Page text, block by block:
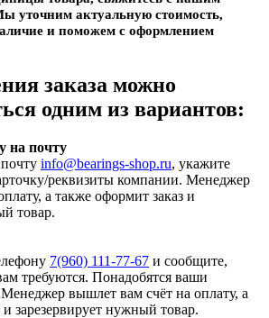
уточним актуальную стоимость,
и поможем с оформлением
заказа можно
одним из вариантов:
на почту
info@bearings-shop.ru, укажите
реквизиты компании. Менеджер
а также оформит заказ и
товар.
7(960) 111-77-67 и сообщите,
требуются. Понадобятся ваши
вышлет вам счёт на оплату, а
зарезервирует нужный товар.